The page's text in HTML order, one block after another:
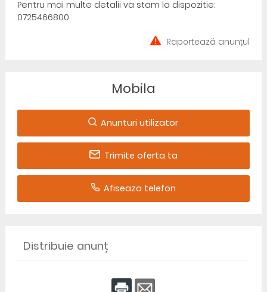
Pentru mai multe detalii va stam la dispozitie:
0725466800
Raportează anunțul
Mobila
Anunturi utilizator
Trimite oferta ta
Afiseaza telefon
Distribuie anunț